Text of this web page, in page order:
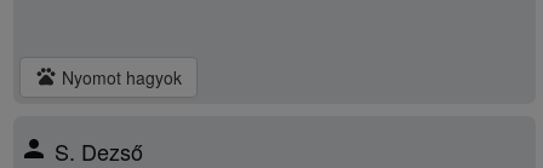
pets Nyomot hagyok
person S. Dezső